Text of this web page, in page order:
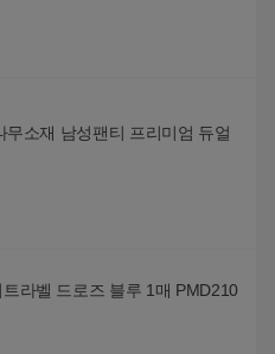
무소재 남성팬티 프리미엄 듀얼
라벨 드로즈 블루 1매 PMD210